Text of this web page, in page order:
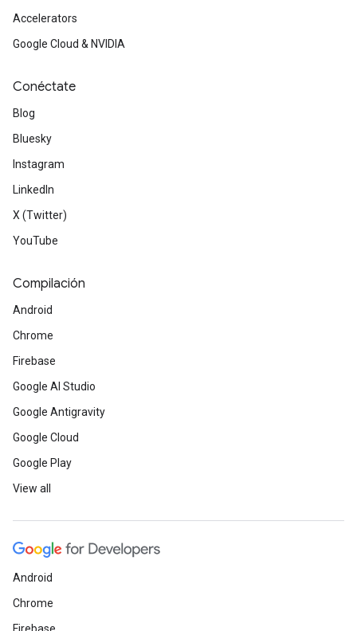
Accelerators
Google Cloud & NVIDIA
Conéctate
Blog
Bluesky
Instagram
LinkedIn
X (Twitter)
YouTube
Compilación
Android
Chrome
Firebase
Google AI Studio
Google Antigravity
Google Cloud
Google Play
View all
Android
Chrome